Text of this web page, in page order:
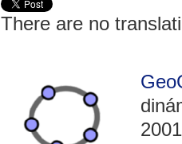
There are no